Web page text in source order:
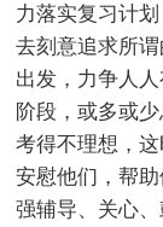
力落实复习计
去刻意追求所
出发，力争人
阶段，或多或
考得不理想，
安慰他们，帮
强辅导、关心